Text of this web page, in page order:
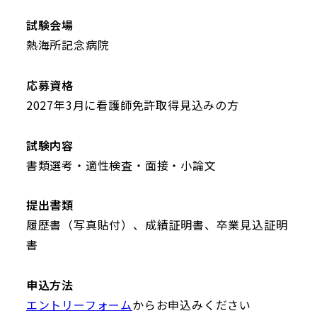
試験会場
熱海所記念病院
応募資格
2027年3月に看護師免許取得見込みの方
試験内容
書類選考・適性検査・面接・小論文
提出書類
履歴書（写真貼付）、成績証明書、卒業見込証明
書
申込方法
エントリーフォームからお申込みください